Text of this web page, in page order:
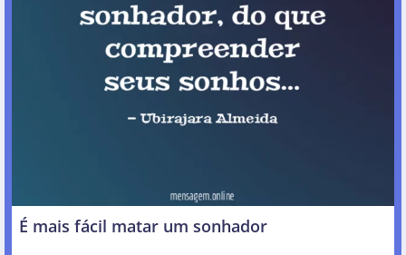
É mais fácil matar um sonhador